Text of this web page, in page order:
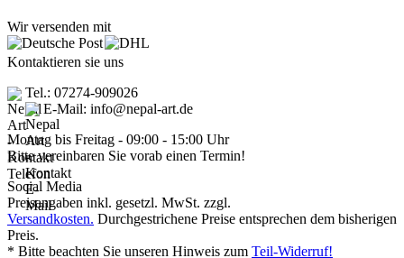
Wir versenden mit
Kontaktieren sie uns
Tel.: 07274-909026
E-Mail: info@nepal-art.de
Montag bis Freitag - 09:00 - 15:00 Uhr
Bitte vereinbaren Sie vorab einen Termin!
Social Media
Preisangaben inkl. gesetzl. MwSt. zzgl.
Versandkosten. Durchgestrichene Preise entsprechen dem bisherigen
Preis.
* Bitte beachten Sie unseren Hinweis zum Teil-Widerruf!